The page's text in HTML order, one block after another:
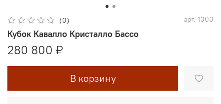
(0) арт. 1000
Кубок Кавалло Кристалло Бассо
280 800 ₽
В корзину